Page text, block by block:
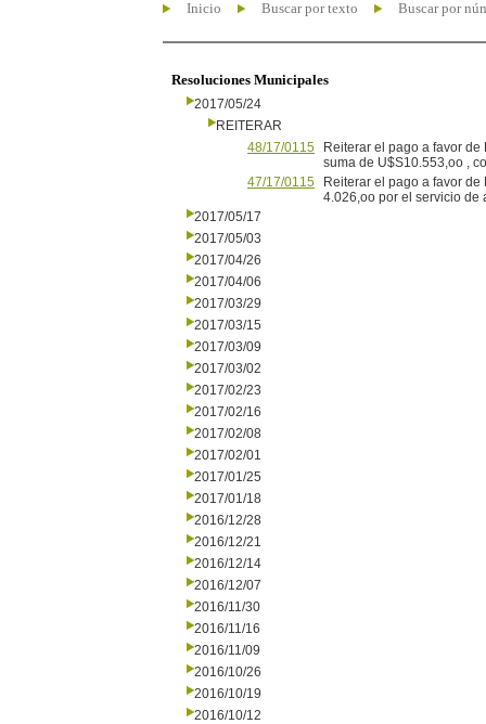
Inicio Buscar por texto Buscar por
Resoluciones Municipales
2017/05/24
REITERAR
48/17/0115
Reiterar el pago a favor de
suma de U$S10.553,oo ,
47/17/0115
Reiterar el pago a favor
4.026,oo por el servicio de
2017/05/17
2017/05/03
2017/04/26
2017/04/06
2017/03/29
2017/03/15
2017/03/09
2017/03/02
2017/02/23
2017/02/16
2017/02/08
2017/02/01
2017/01/25
2017/01/18
2016/12/28
2016/12/21
2016/12/14
2016/12/07
2016/11/30
2016/11/16
2016/11/09
2016/10/26
2016/10/19
2016/10/12